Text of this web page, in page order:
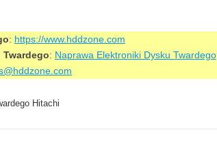
: https://www.hddzone.com
: Naprawa Elektroniki Dysku Twardego
Hitachi